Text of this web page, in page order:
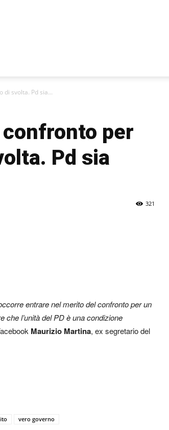
di svolta. Pd sia...
per
Pd sia
321
entrare nel merito del confronto per un
che l’unità del PD è una condizione
Maurizio Martina, ex segretario del
vero governo